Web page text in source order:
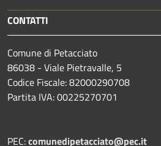
CONTATTI
Comune di Petacciato
86038 - Viale Pietravalle, 5
Codice Fiscale: 82000290708
Partita IVA: 00225270701
PEC:comunedipetacciato@pec.it